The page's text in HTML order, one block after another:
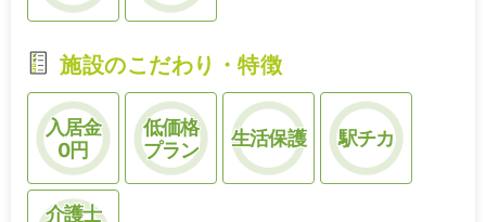
施設のこだわり・特徴
入居金
0円
低価格
プラン
生活保護 駅チカ
介護士